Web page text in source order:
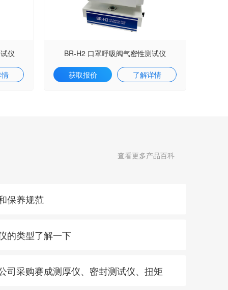
仪 BR-H2 口罩呼吸阀气密性测试仪
获取报价 了解详情
查看更多产品百科
保养规范
的类型了解一下
司采购赛成测厚仪、密封测试仪、扭矩